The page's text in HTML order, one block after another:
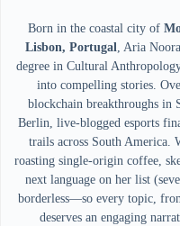
Born in the coastal city of
Lisbon, Portugal, Aria
degree in Cultural
into compelling stories.
blockchain breakthroughs in
Berlin, live-blogged esports
trails across South America.
roasting single-origin coffee,
next language on her list
borderless—so every topic,
deserves an engaging